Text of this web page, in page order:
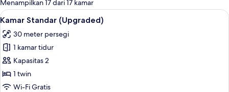
kamar
Menampilkan 17 dari 17 kamar
Lihat
semua
foto
untuk
Kamar
Standar
(Upgraded)
Selimut bulu angsa, brankas, dan
4
Kamar Standar (Upgraded)
30 meter persegi
1 kamar tidur
Kapasitas 2
1 twin
Wi-Fi Gratis